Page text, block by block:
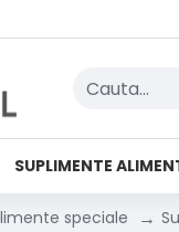
SUPLIMENTE
speciale